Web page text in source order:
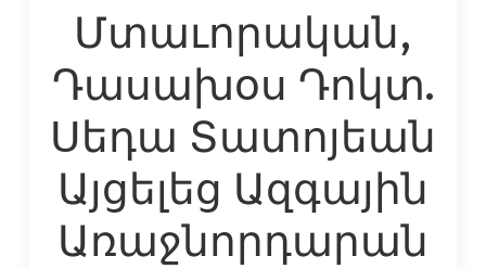
Մտաւորական,
Դասախօս Դոկտ.
Սեդա Տատոյեան
Այցելեց Ազգային
Առաջնորդարան